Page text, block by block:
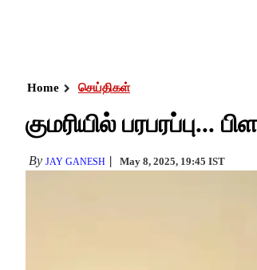
Home செய்திகள்
குமரியில்
By JAY GANESH May 8, 2025, 19:45 IST